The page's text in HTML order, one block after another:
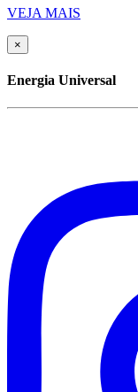
VEJA MAIS
×
Energia Universal